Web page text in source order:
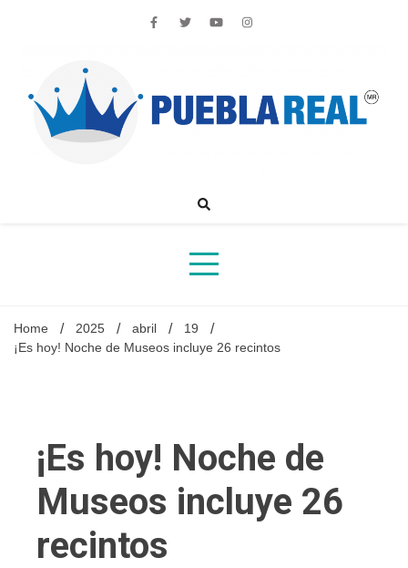
Noticias de actualidad de Puebla, México y el mundo
Home 2025 abril
19
¡Es hoy! Noche de Museos incluye 26 recintos
¡Es hoy! Noche de
Museos incluye 26
recintos